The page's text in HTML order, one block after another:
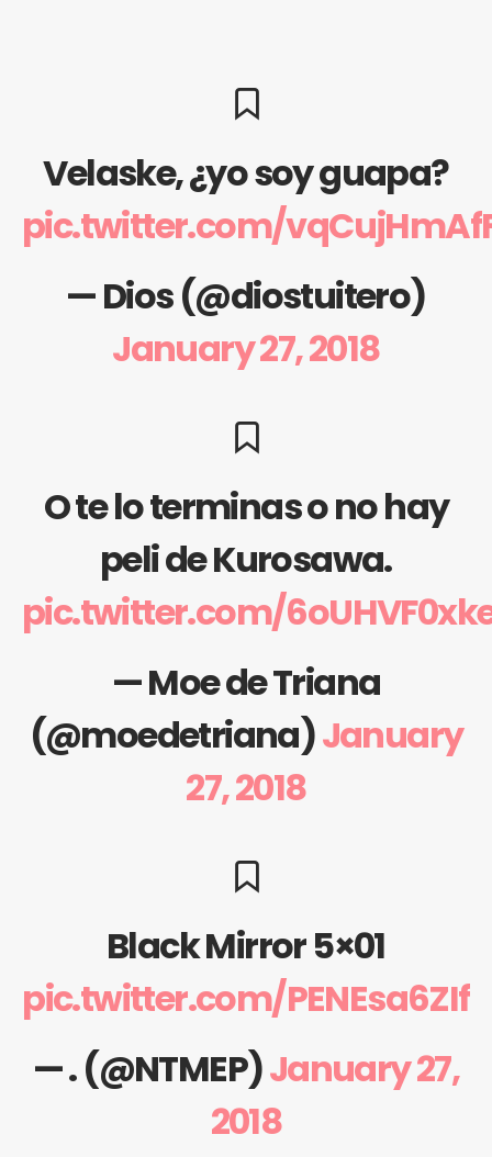
Velaske, ¿yo soy guapa?
pic.twitter.com/
— Dios (@diostuitero)
January 27, 2018
O te lo terminas o no hay
peli de Kurosawa.
pic.twitter.com/
— Moe de Triana
(@moedetriana)January
27, 2018
Black Mirror 5×01
pic.twitter.com/PENEsa6ZIf
— . (@NTMEP)January 27,
2018